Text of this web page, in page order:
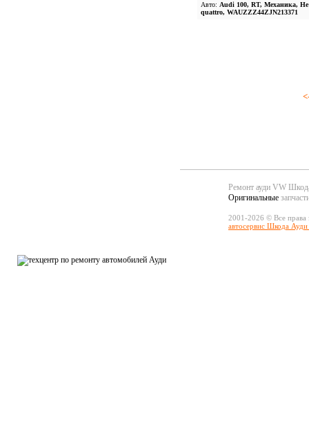
Авто: Audi 100, RT, Механика, Не
quattro, WAUZZZ44ZJN213371
Ремонт ауди VW
Оригинальные
2001-2026 © Все
автосервис Шкода